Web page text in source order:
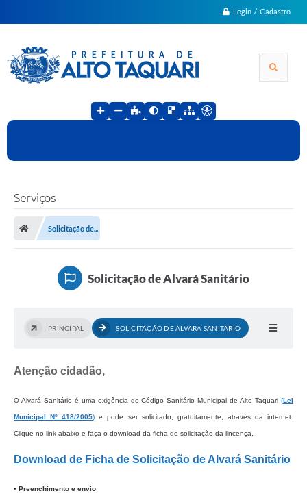
Login / Cadastro
Serviços
Solicitação de...
Solicitação de Alvará Sanitário
PRINCIPAL SOLICITAÇÃO DE ALVARÁ SANITÁRIO
Atenção cidadão,
O Alvará Sanitário é uma exigência do Código Sanitário Municipal de Alto Taquari (Lei
Municipal Nº 418/2005) e pode ser solicitado, gratuitamente, através da internet.
Clique no link abaixo e faça o download da ficha de solicitação da lincença.
Download de Ficha de Solicitação de Alvará Sanitário
• Preenchimento e envio